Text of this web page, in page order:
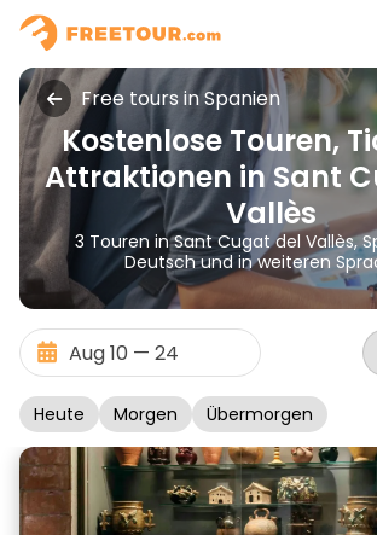
Free tours in Spanien
Kostenlose Touren,
Attraktionen in Sant
Vallès
3 Touren in Sant Cugat del Vallès,
Deutsch und in weiteren
Heute Morgen Übermorgen